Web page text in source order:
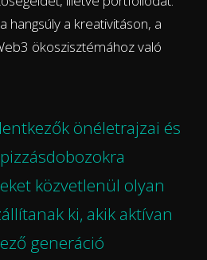
hangsúly a kreativitáson, a
ökoszisztémához való
önéletrajzai és
közvetlenül olyan
ki, akik aktívan
generáció